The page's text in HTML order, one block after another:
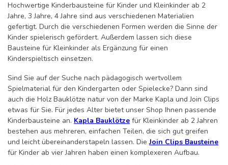
Hochwertige Kinderbausteine für Kinder und Kleinkinder ab 2
Jahre, 3 Jahre, 4 Jahre sind aus verschiedenen Materialien
gefertigt. Durch die verschiedenen Formen werden die Sinne der
Kinder spielerisch gefördert. Außerdem lassen sich diese
Bausteine für Kleinkinder als Ergänzung für einen
Kinderspieltisch einsetzen.
Sind Sie auf der Suche nach pädagogisch wertvollem
Spielmaterial für den Kindergarten oder Spielecke? Dann sind
auch die Holz Bauklötze natur von der Marke Kapla und Join Clips
etwas für Sie. Für jedes Alter bietet unser Shop Ihnen passende
Kinderbausteine an. Kapla Bauklötze für Kleinkinder ab 2 Jahren
bestehen aus mehreren, einfachen Teilen, die sich gut greifen
und leicht übereinanderstapeln lassen. DieJoin Clips Bausteine
für Kinder ab vier Jahren haben einen komplexeren Aufbau.